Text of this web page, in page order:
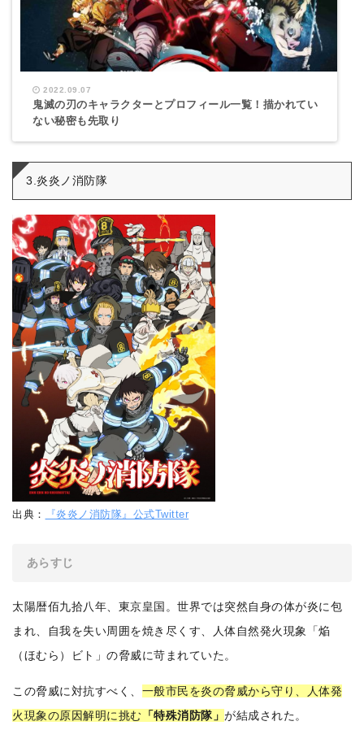
2022.09.07
鬼滅の刃のキャラクターとプロフィール一覧！描かれてい
ない秘密も先取り
3.炎炎ノ消防隊
出典： 『炎炎ノ消防隊』公式Twitter
あらすじ
太陽暦佰九拾八年、東京皇国。世界では突然自身の体が炎に包
まれ、自我を失い周囲を焼き尽くす、人体自然発火現象「焔
（ほむら）ビト」の脅威に苛まれていた。
この脅威に対抗すべく、 一般市民を炎の脅威から守り、人体発
火現象の原因解明に挑む 「特殊消防隊」が結成された。